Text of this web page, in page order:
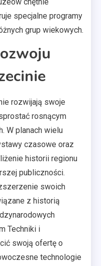
chętnie
specjalne programy
grup wiekowych.
rozwijają swoje
rosnącym
W planach wielu
czasowe oraz
historii regionu
publiczności.
swoich
z historią
Techniki i
swoją ofertę o
technologie